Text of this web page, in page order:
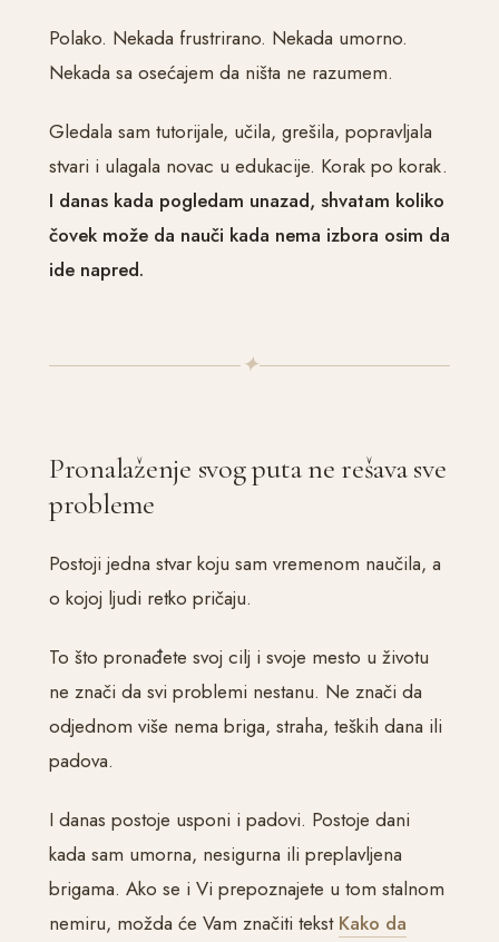
Polako. Nekada frustrirano. Nekada umorno.
Nekada sa osećajem da ništa ne razumem.
Gledala sam tutorijale, učila, grešila, popravljala
stvari i ulagala novac u edukacije. Korak po korak.
I danas kada pogledam unazad, shvatam koliko
čovek može da nauči kada nema izbora osim da
ide napred.
✦
Pronalaženje svog puta ne rešava sve
probleme
Postoji jedna stvar koju sam vremenom naučila, a
o kojoj ljudi retko pričaju.
To što pronađete svoj cilj i svoje mesto u životu
ne znači da svi problemi nestanu. Ne znači da
odjednom više nema briga, straha, teških dana ili
padova.
I danas postoje usponi i padovi. Postoje dani
kada sam umorna, nesigurna ili preplavljena
brigama. Ako se i Vi prepoznajete u tom stalnom
nemiru, možda će Vam značiti tekst Kako da